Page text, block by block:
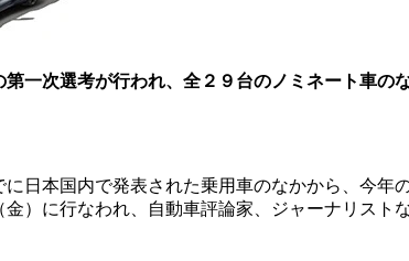
一次選考が行われ、全２９台のノミネート車
日本国内で発表された乗用車のなかから、今
）に行なわれ、自動車評論家、ジャーナリスト